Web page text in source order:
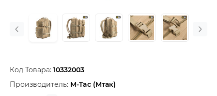
Код Товара: 10332003
Производитель: M-Tac (Мтак)